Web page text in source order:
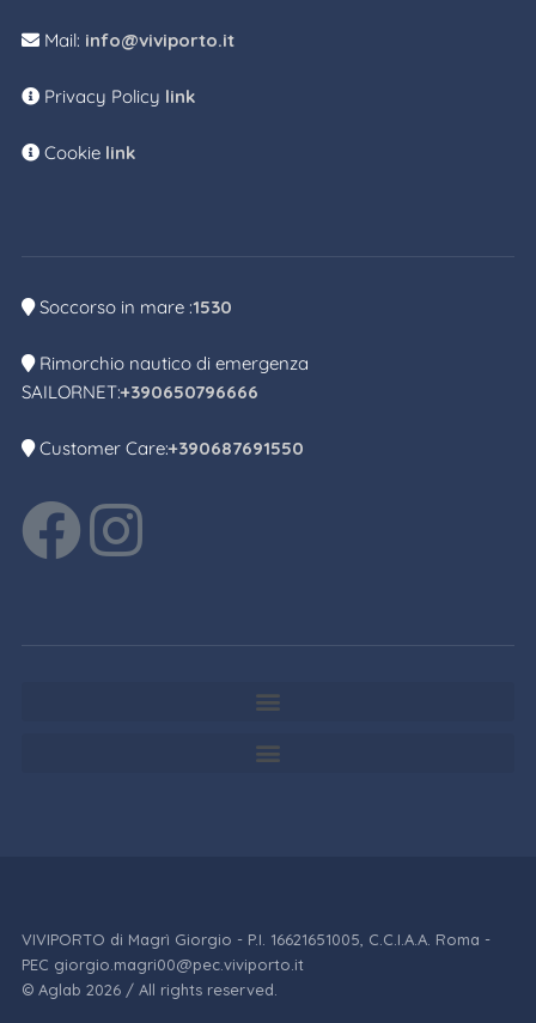
Mail: info@viviporto.it
Privacy Policy link
Cookie link
Soccorso in mare :1530
Rimorchio nautico di emergenza
SAILORNET:+390650796666
Customer Care:+390687691550
VIVIPORTO di Magrì Giorgio - P.I. 16621651005, C.C.I.A.A. Roma -
PEC giorgio.magri00@pec.viviporto.it
© Aglab 2026 / All rights reserved.